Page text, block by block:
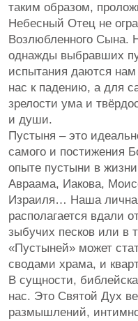
таким образом,
Небесный Отец не
Возлюбленного Сына.
однажды выбравших
испытания даются нам
нас к падению, а для
зрелости ума и
и души.
Пустыня – это
самого и постижения
опыте пустыни в жизни
Авраама, Иакова,
Израиля… Наша
располагается вдали
зыбучих песков или в
«Пустыней» может
сводами храма, и
В сущности,
нас. Это Святой Дух
размышлений,